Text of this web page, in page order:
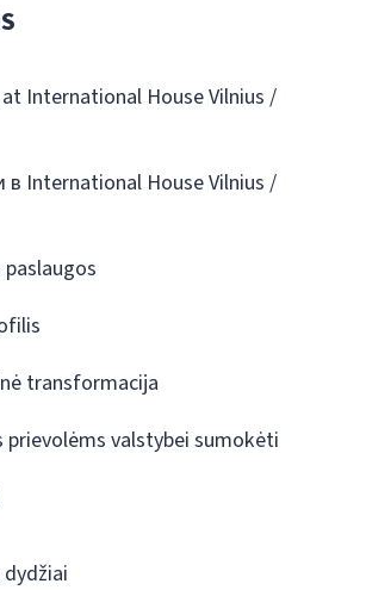
International House Vilnius /
в International House Vilnius /
transformacija
prievolėms valstybei sumokėti